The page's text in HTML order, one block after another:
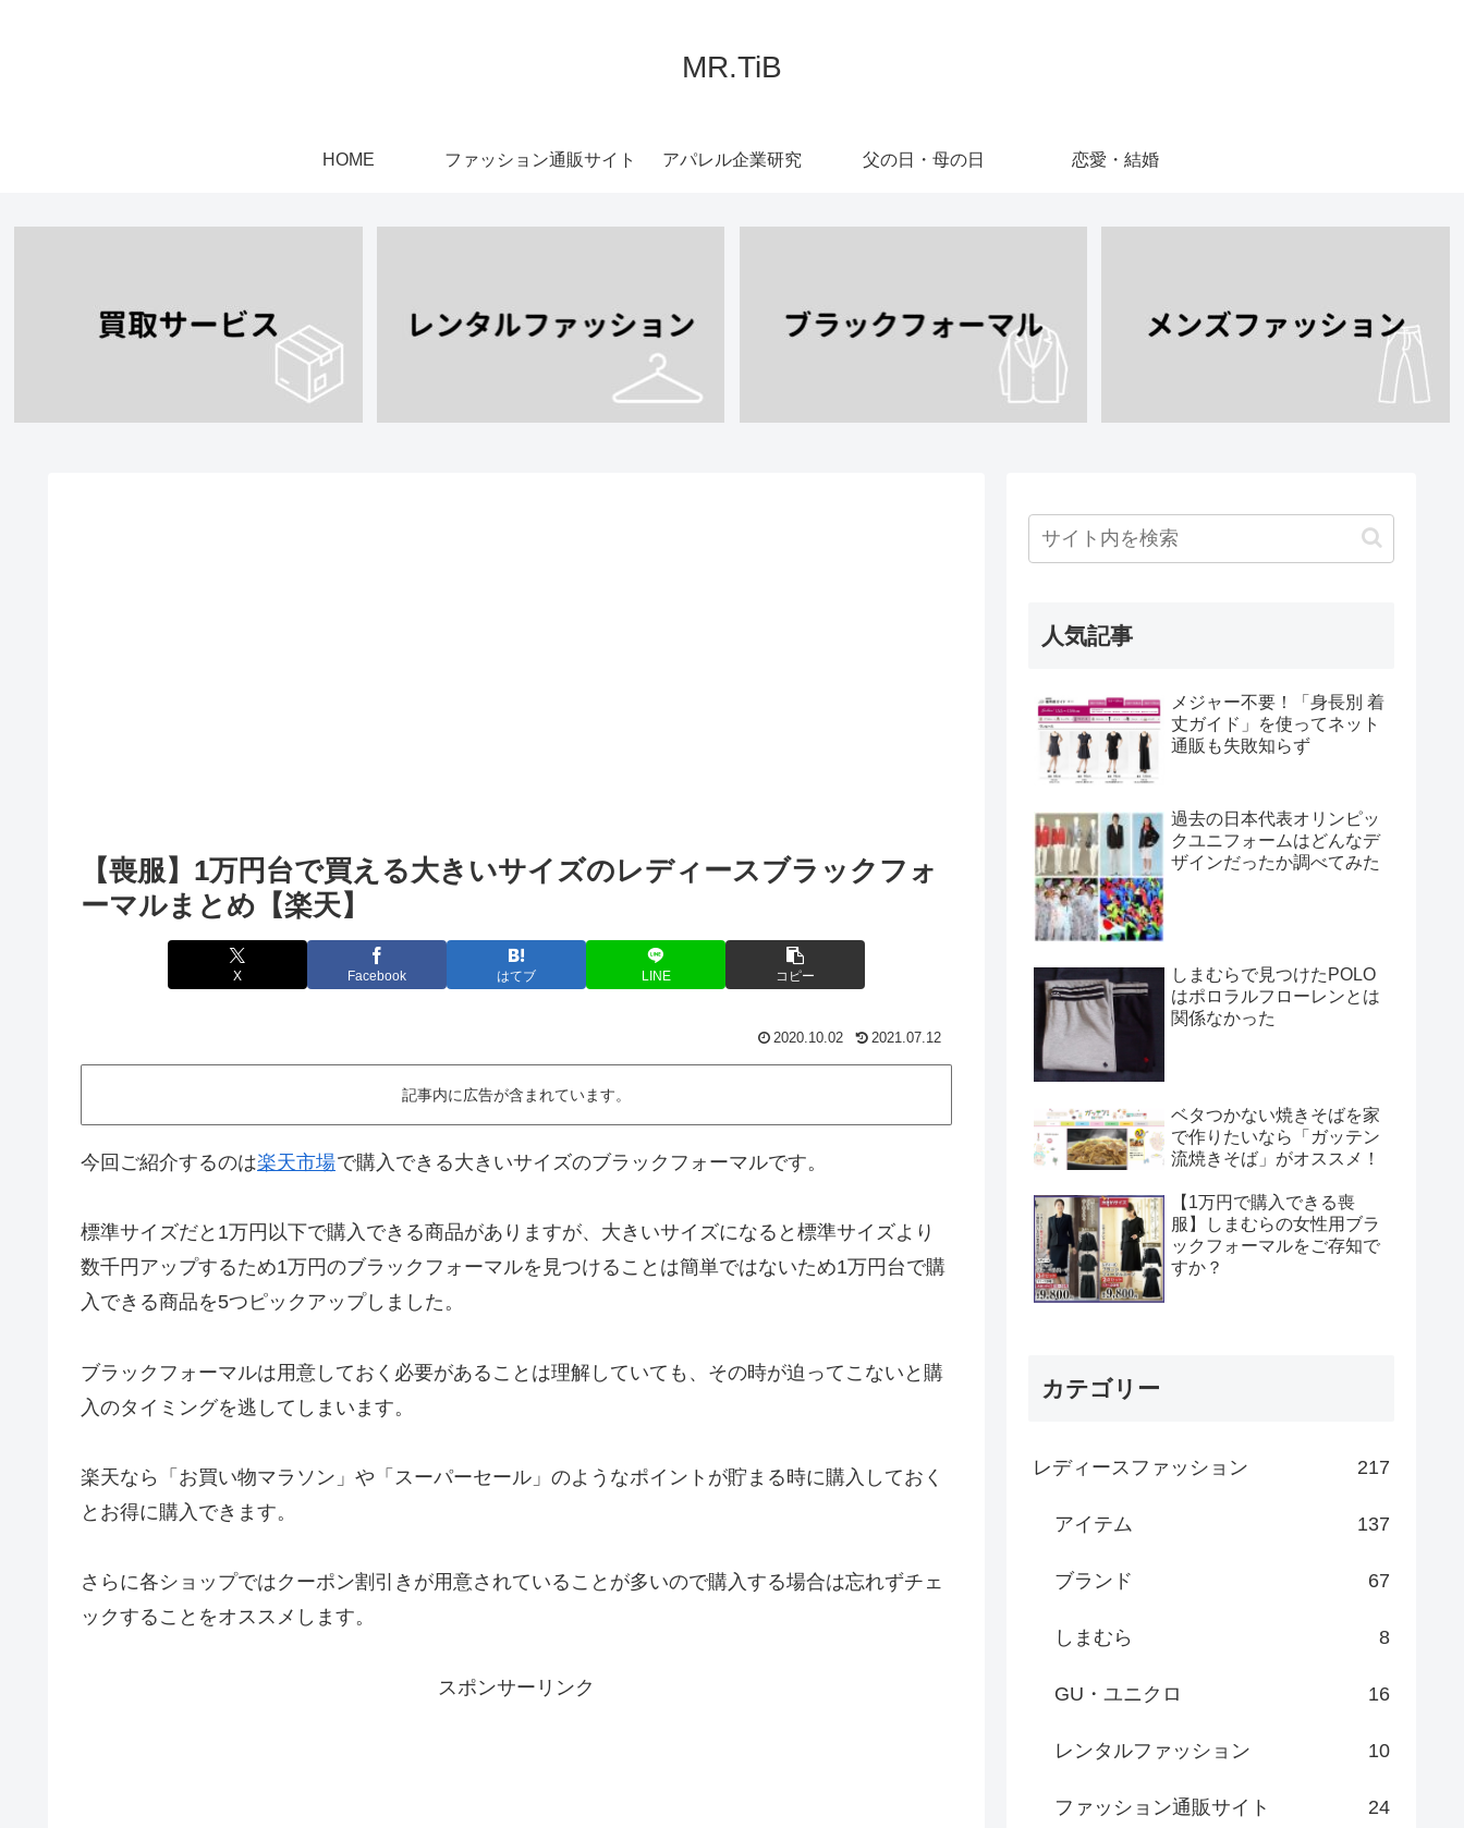
MR.TiB
HOME ファッション通販サイト アパレル企業研究 父の日・母の日 恋愛・結婚
【喪服】1万円台で買える大きいサイズのレディースブラックフォ
ーマルまとめ【楽天】
X Facebook はてブ LINE コピー
2020.10.02 2021.07.12
記事内に広告が含まれています。
今回ご紹介するのは楽天市場で購入できる大きいサイズのブラックフォーマルです。
標準サイズだと1万円以下で購入できる商品がありますが、大きいサイズになると標準サイズより
数千円アップするため1万円のブラックフォーマルを見つけることは簡単ではないため1万円台で購
入できる商品を5つピックアップしました。
ブラックフォーマルは用意しておく必要があることは理解していても、その時が迫ってこないと購
入のタイミングを逃してしまいます。
楽天なら「お買い物マラソン」や「スーパーセール」のようなポイントが貯まる時に購入しておく
とお得に購入できます。
さらに各ショップではクーポン割引きが用意されていることが多いので購入する場合は忘れずチェ
ックすることをオススメします。
スポンサーリンク
人気記事
メジャー不要！「身長別 着
丈ガイド」を使ってネット
通販も失敗知らず
過去の日本代表オリンピッ
クユニフォームはどんなデ
ザインだったか調べてみた
しまむらで見つけたPOLO
はポロラルフローレンとは
関係なかった
ベタつかない焼きそばを家
で作りたいなら「ガッテン
流焼きそば」がオススメ！
【1万円で購入できる喪
服】しまむらの女性用ブラ
ックフォーマルをご存知で
すか？
カテゴリー
レディースファッション 217
アイテム 137
ブランド 67
しまむら 8
GU・ユニクロ 16
レンタルファッション 10
ファッション通販サイト 24